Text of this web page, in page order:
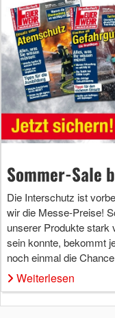
Sommer-Sale
Die Interschutz ist
wir die Messe-Preise!
unserer Produkte stark
sein konnte, bekommt
noch einmal die
Weiterlesen